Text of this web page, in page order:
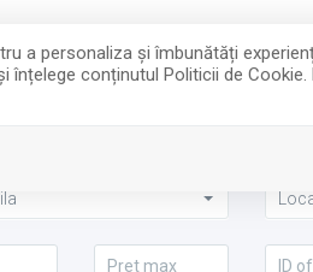
a personaliza și îmbunătăți
conținutul Politicii de